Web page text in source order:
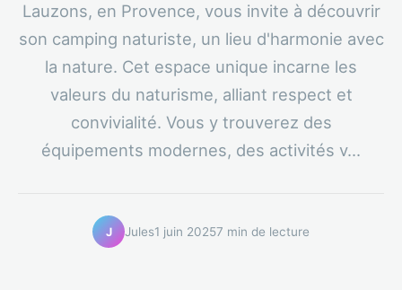
Lauzons, en Provence, vous invite à découvrir
son camping naturiste, un lieu d'harmonie avec
la nature. Cet espace unique incarne les
valeurs du naturisme, alliant respect et
convivialité. Vous y trouverez des
équipements modernes, des activités v...
J Jules1 juin 20257 min de lecture